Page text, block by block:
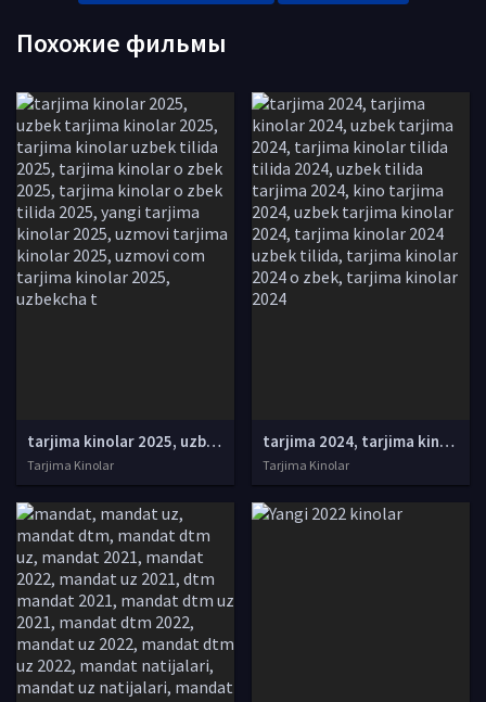
Похожие фильмы
tarjima kinolar 2025, uzbek tarjima kinolar 2025, tarjima kinolar uzbek tilida 2025, tarjima kinolar o zbek 2025, tarjima kinolar o zbek tilida 2025, yangi tarjima kinolar 2025, uzmovi tarjima kinolar 2025, uzmovi com tarjima kinolar 2025, uzbekcha t
Tarjima Kinolar
tarjima 2024, tarjima kinolar 2024, uzbek tarjima 2024, tarjima kinolar tilida tilida 2024, uzbek tilida tarjima 2024, kino tarjima 2024, uzbek tarjima kinolar 2024, tarjima kinolar 2024 uzbek tilida, tarjima kinolar 2024 o zbek, tarjima kinolar 2024
Tarjima Kinolar